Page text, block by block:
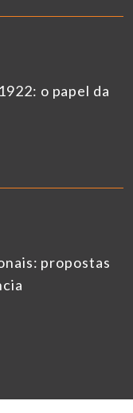
o papel da
propostas